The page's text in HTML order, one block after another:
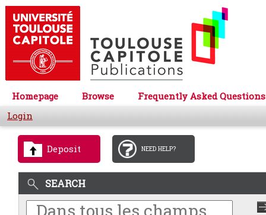
Homepage Browse
Frequently Asked Questions
Login
Deposit NEED HELP?
SEARCH